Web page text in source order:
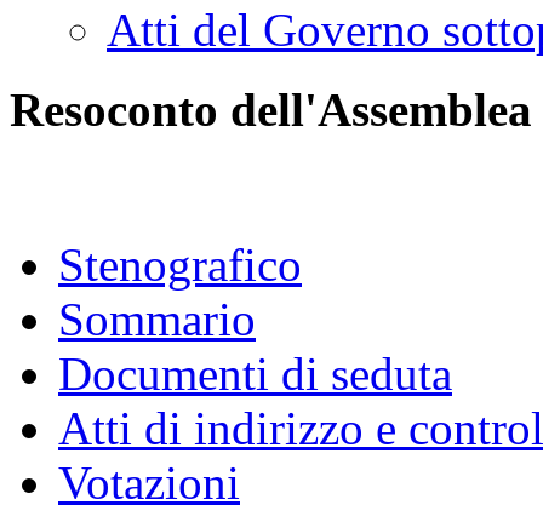
Atti del Governo
Resoconto dell'Assemblea
Stenografico
Sommario
Documenti di seduta
Atti di indirizzo e
Votazioni